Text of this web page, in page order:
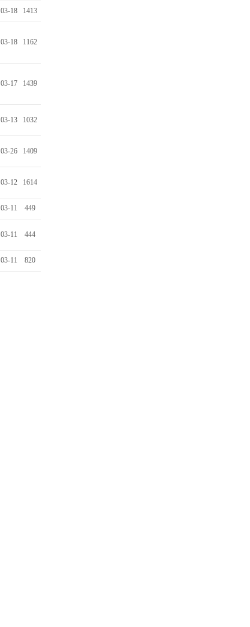
03-18 1413
03-18 1162
03-17 1439
03-13 1032
03-26 1409
03-12 1614
03-11 449
03-11 444
03-11
820